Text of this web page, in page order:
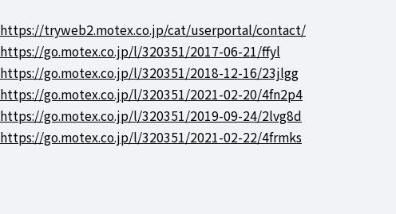
https://tryweb2.motex.co.jp/cat/userportal/contact/
https://go.motex.co.jp/l/320351/2017-06-21/ffyl
https://go.motex.co.jp/l/320351/2018-12-16/23jlgg
https://go.motex.co.jp/l/320351/2021-02-20/4fn2p4
https://go.motex.co.jp/l/320351/2019-09-24/2lvg8d
https://go.motex.co.jp/l/320351/2021-02-22/4frmks